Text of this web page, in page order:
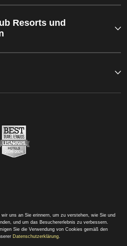
Resorts und
uns an Sie erinnern, um zu verstehen, wie Sie und
und um das Besuchererlebnis zu verbessern.
Sie die Verwendung von Cookies gemäß den
Datenschutzerklärung